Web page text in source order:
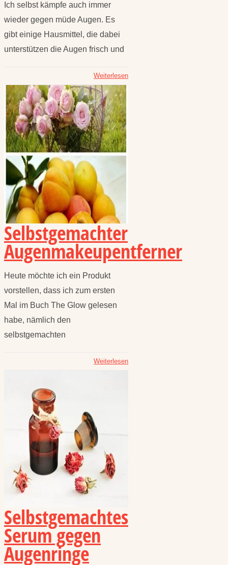
Ich selbst kämpfe auch immer
wieder gegen müde Augen. Es
gibt einige Hausmittel, die dabei
unterstützen die Augen frisch und
Weiterlesen
Selbstgemachter
Augenmakeupentferner
Heute möchte ich ein Produkt
vorstellen, dass ich zum ersten
Mal im Buch The Glow gelesen
habe, nämlich den
selbstgemachten
Weiterlesen
Selbstgemachtes
Serum gegen
Augenringe